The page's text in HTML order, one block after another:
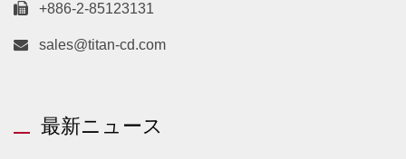
+886-2-85123131
sales@titan-cd.com
最新ニュース